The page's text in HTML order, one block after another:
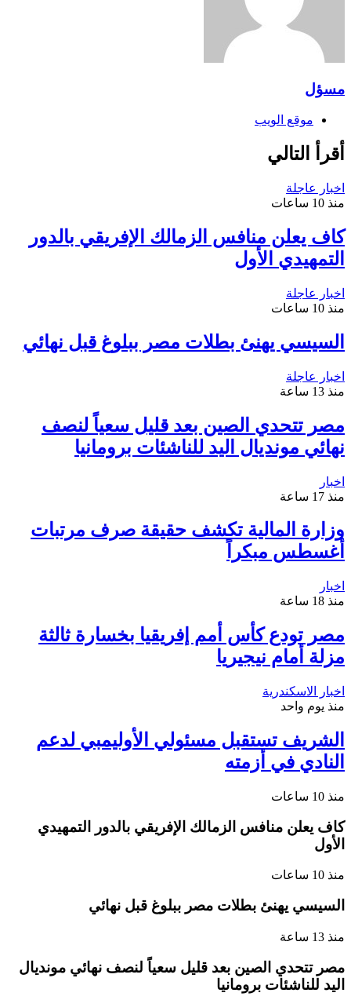
مسؤل
موقع الويب
أقرأ التالي
اخبار عاجلة
منذ 10 ساعات
كاف يعلن منافس الزمالك الإفريقي بالدور
التمهيدي الأول
اخبار عاجلة
منذ 10 ساعات
السيسي يهنئ بطلات مصر ببلوغ قبل نهائي
اخبار عاجلة
منذ 13 ساعة
مصر تتحدي الصين بعد قليل سعياً لنصف
نهائي مونديال اليد للناشئات برومانيا
اخبار
منذ 17 ساعة
وزارة المالية تكشف حقيقة صرف مرتبات
أغسطس مبكراً
اخبار
منذ 18 ساعة
مصر تودع كأس أمم إفريقيا بخسارة ثالثة
مزلة أمام نيجيريا
اخبار الاسكندرية
منذ يوم واحد
الشريف تستقبل مسئولي الأوليمبي لدعم
النادي في أزمته
منذ 10 ساعات
كاف يعلن منافس الزمالك الإفريقي بالدور التمهيدي
الأول
منذ 10 ساعات
السيسي يهنئ بطلات مصر ببلوغ قبل نهائي
منذ 13 ساعة
مصر تتحدي الصين بعد قليل سعياً لنصف نهائي مونديال
اليد للناشئات برومانيا